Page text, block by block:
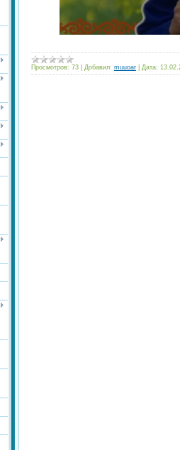
Просмотров: 73 Добавил: muuoar Дата: